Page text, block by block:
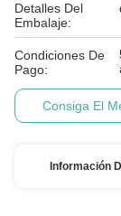
Detalles Del
Embalaje:
Condiciones De
Pago:
Consiga El
Información